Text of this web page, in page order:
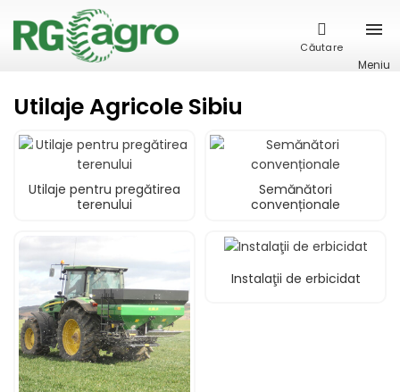
Căutare
Meniu
Utilaje Agricole Sibiu
Utilaje pentru pregătirea
terenului
Semănători
convenționale
Instalaţii de erbicidat